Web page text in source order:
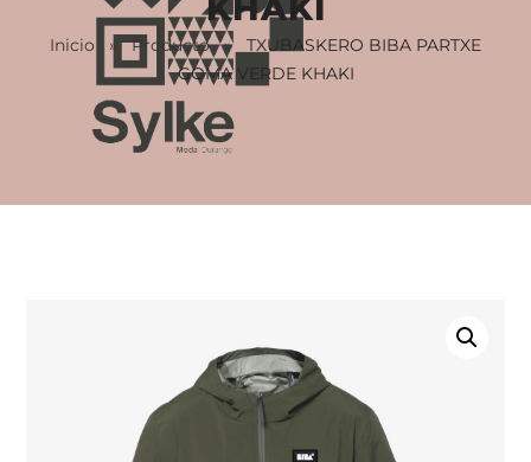
KHAKI
Inicio »Producto» TXUBASKERO BIBA PARTXE
GOMA VERDE KHAKI